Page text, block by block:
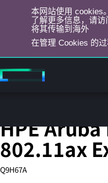
本网站使用 cookies
了解更多信息，请
将其传输到海外
在管理 Cookies 的
转
到
HPE
802.11ax
Q9H67A